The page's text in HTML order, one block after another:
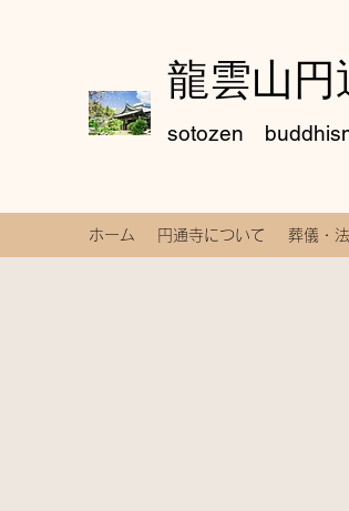
龍雲山円
sotozen
ホーム 円通寺について 葬儀・